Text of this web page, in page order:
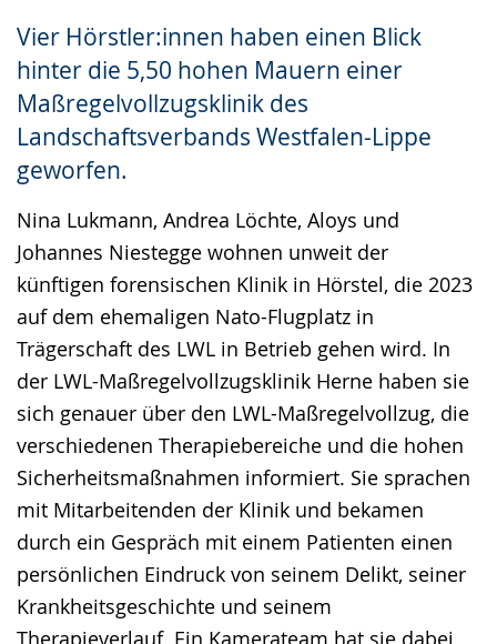
Vier Hörstler:innen haben einen Blick
hinter die 5,50 hohen Mauern einer
Maßregelvollzugsklinik des
Landschaftsverbands Westfalen-Lippe
geworfen.
Nina Lukmann, Andrea Löchte, Aloys und
Johannes Niestegge wohnen unweit der
künftigen forensischen Klinik in Hörstel, die 2023
auf dem ehemaligen Nato-Flugplatz in
Trägerschaft des LWL in Betrieb gehen wird. In
der LWL-Maßregelvollzugsklinik Herne haben sie
sich genauer über den LWL-Maßregelvollzug, die
verschiedenen Therapiebereiche und die hohen
Sicherheitsmaßnahmen informiert. Sie sprachen
mit Mitarbeitenden der Klinik und bekamen
durch ein Gespräch mit einem Patienten einen
persönlichen Eindruck von seinem Delikt, seiner
Krankheitsgeschichte und seinem
Therapieverlauf. Ein Kamerateam hat sie dabei
Gebärdensprache
wird
angezeigt.